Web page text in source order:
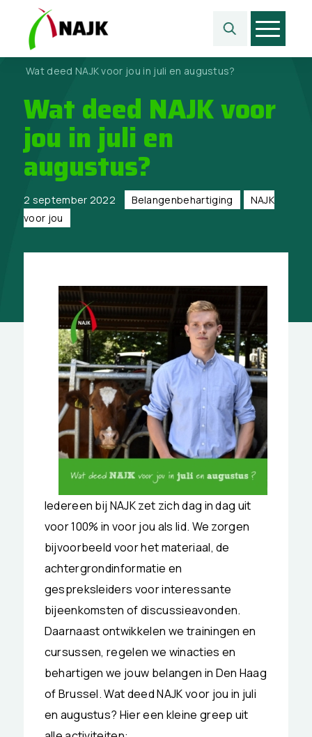
Home
Wat deed NAJK voor jou in juli en augustus?
Wat deed NAJK voor
jou in juli en
augustus?
2 september 2022 Belangen­behartiging
NAJK
voor jou
Iedereen bij NAJK zet zich dag in dag uit
voor 100% in voor jou als lid. We zorgen
bijvoorbeeld voor het materiaal, de
achtergrondinformatie en
gespreksleiders voor interessante
bijeenkomsten of discussieavonden.
Daarnaast ontwikkelen we trainingen en
cursussen, regelen we winacties en
behartigen we jouw belangen in Den Haag
of Brussel. Wat deed NAJK voor jou in juli
en augustus? Hier een kleine greep uit